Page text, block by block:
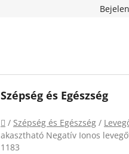
Szépség és Egészség
Kezdőlap
/ Szépség és Egészség /
akasztható Negatív Ionos
1183